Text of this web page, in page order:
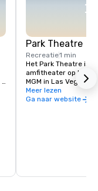
Park Theatre
Recreatie1 min
Het Park Theatre is
amfitheater op het
MGM in Las Vegas,
werd geopend in
biedt voornamelijk
Meer lezen
Ga naar website